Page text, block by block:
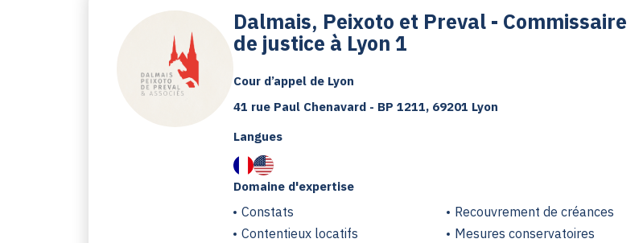
Dalmais, Peixoto et Preval - Commissaire
de justice à Lyon 1
Cour d’appel de Lyon
41 rue Paul Chenavard - BP 1211, 69201 Lyon
Domaine d'expertise
Constats
Recouvrement de créances
Contentieux locatifs
Mesures conservatoires
Langues